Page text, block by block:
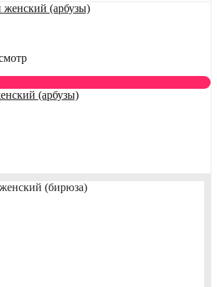
(арбузы)
(бирюза)